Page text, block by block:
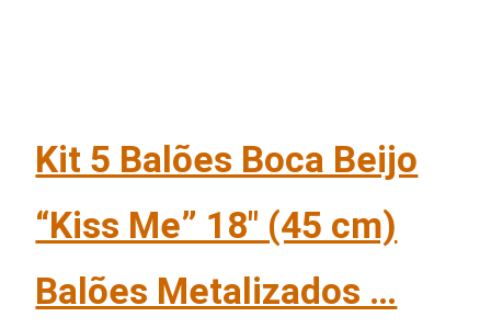
Kit 5 Balões Boca Beijo
“Kiss Me” 18″ (45 cm)
Balões Metalizados …